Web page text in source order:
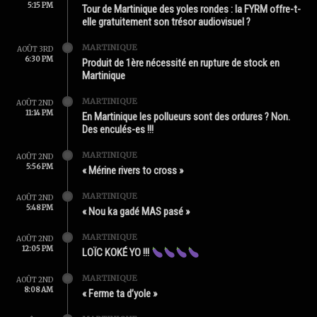
5:15 PM
Tour de Martinique des yoles rondes : la FYRM offre-t-
elle gratuitement son trésor audiovisuel ?
AOÛT 3RD
6:30 PM
MARTINIQUE
Produit de 1ère nécessité en rupture de stock en
Martinique
AOÛT 2ND
11:14 PM
MARTINIQUE
En Martinique les pollueurs sont des ordures ? Non.
Des enculés-es !!!
AOÛT 2ND
5:56 PM
MARTINIQUE
« Mérine rivers to cross »
AOÛT 2ND
5:48 PM
MARTINIQUE
« Nou ka gadé MAS pasé »
AOÛT 2ND
12:05 PM
MARTINIQUE
LOÏC KOKÉ YO !!!
AOÛT 2ND
8:08 AM
MARTINIQUE
« Ferme ta d’yole »